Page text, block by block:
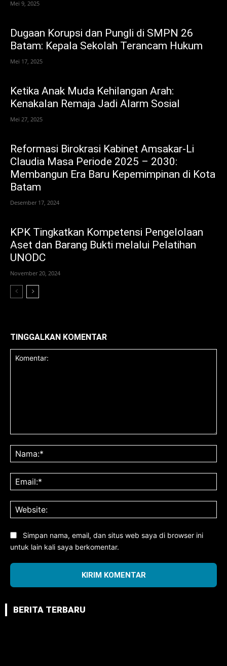
Mei 9, 2025
Dugaan Korupsi dan Pungli di SMPN 26
Batam: Kepala Sekolah Terancam Hukum
Mei 17, 2025
Ketika Anak Muda Kehilangan Arah:
Kenakalan Remaja Jadi Alarm Sosial
Mei 27, 2025
Reformasi Birokrasi Kabinet Amsakar-Li
Claudia Masa Periode 2025 – 2030:
Membangun Era Baru Kepemimpinan di Kota
Batam
Desember 17, 2024
KPK Tingkatkan Kompetensi Pengelolaan
Aset dan Barang Bukti melalui Pelatihan
UNODC
November 20, 2024
TINGGALKAN KOMENTAR
Simpan nama, email, dan situs web saya di browser ini
untuk lain kali saya berkomentar.
BERITA TERBARU